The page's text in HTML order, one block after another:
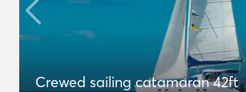
Crewed sailing catamaran 42ft